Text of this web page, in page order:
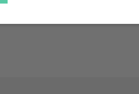
by April 25th.